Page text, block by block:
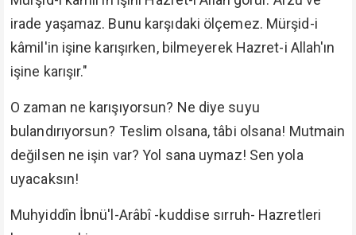
irade yaşamaz. Bunu karşıdaki ölçemez. Mürşid-i
kâmil'in işine karışırken, bilmeyerek Hazret-i Allah'ın
işine karışır."
O zaman ne karışıyorsun? Ne diye suyu
bulandırıyorsun? Teslim olsana, tâbi olsana! Mutmain
değilsen ne işin var? Yol sana uymaz! Sen yola
uyacaksın!
Muhyiddîn İbnü'l-Arâbî -kuddise sırruh- Hazretleri